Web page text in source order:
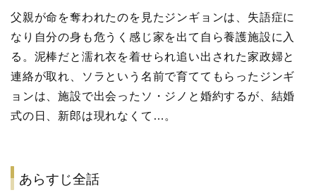
父親が命を奪われたのを見たジンギョンは、失語症に
なり自分の身も危うく感じ家を出て自ら養護施設に入
る。泥棒だと濡れ衣を着せられ追い出された家政婦と
連絡が取れ、ソラという名前で育ててもらったジンギ
ョンは、施設で出会ったソ・ジノと婚約するが、結婚
式の日、新郎は現れなくて…。
あらすじ全話